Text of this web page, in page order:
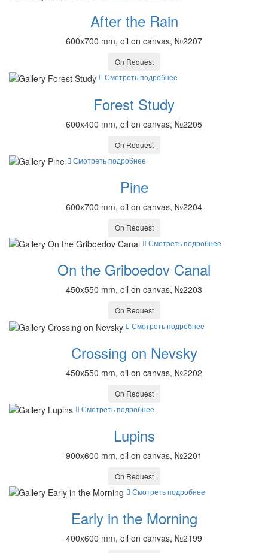
After the Rain
600x700 mm, oil on canvas, №2207
On Request
Смотреть подробнее
Forest Study
600x400 mm, oil on canvas, №2205
On Request
Смотреть подробнее
Pine
600x700 mm, oil on canvas, №2204
On Request
Смотреть подробнее
On the Griboedov Canal
450x550 mm, oil on canvas, №2203
On Request
Смотреть подробнее
Crossing on Nevsky
450x550 mm, oil on canvas, №2202
On Request
Смотреть подробнее
Lupins
900x600 mm, oil on canvas, №2201
On Request
Смотреть подробнее
Early in the Morning
400x600 mm, oil on canvas, №2199